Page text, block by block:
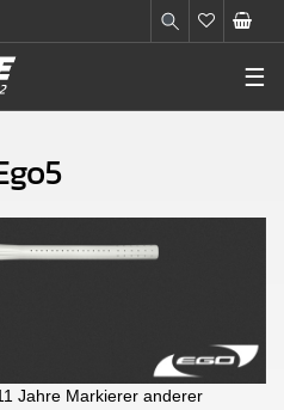
☰
Jahre Markierer anderer